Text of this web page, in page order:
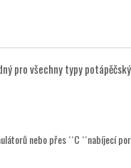
pro všechny typy
nebo přes ´´C ´´nabíjecí